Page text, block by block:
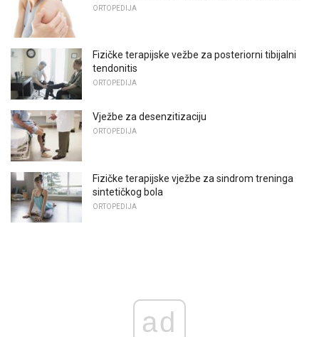
ORTOPEDIJA
Fizičke terapijske vežbe za posteriorni tibijalni
tendonitis
ORTOPEDIJA
Vježbe za desenzitizaciju
ORTOPEDIJA
Fizičke terapijske vježbe za sindrom treninga
sintetičkog bola
ORTOPEDIJA
ad